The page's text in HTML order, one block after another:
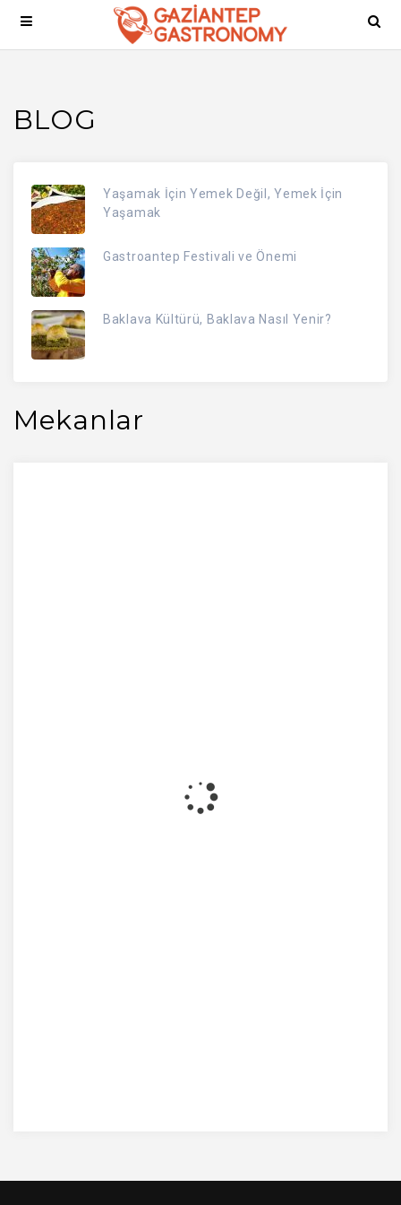
BLOG
Yaşamak İçin Yemek Değil, Yemek İçin
Yaşamak
Gastroantep Festivali ve Önemi
Baklava Kültürü, Baklava Nasıl Yenir?
Mekanlar